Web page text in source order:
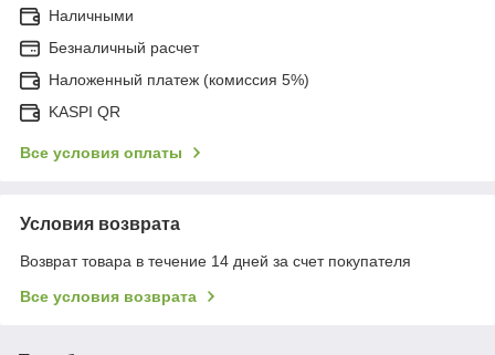
Наличными
Безналичный расчет
Наложенный платеж (комиссия 5%)
KASPI QR
Все условия оплаты
Условия возврата
Возврат товара в течение 14 дней за счет покупателя
Все условия возврата